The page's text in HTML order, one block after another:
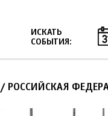
ИСКАТЬ
СОБЫТИЯ:
/ РОССИЙСКАЯ